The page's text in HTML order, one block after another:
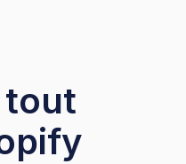
tout